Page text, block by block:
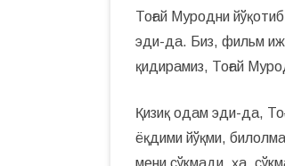
Тоғай Муродни
эди-да. Биз, фильм
қидирамиз, Тоғай
Қизиқ одам эди-да,
ёқдими йўқми,
мени сўкмади, ҳа,